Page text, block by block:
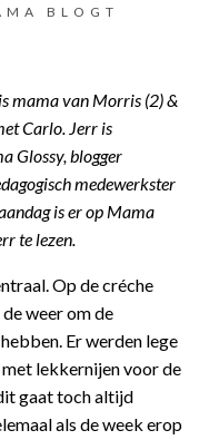
BLOGT
mama van Morris (2) &
Carlo. Jerr is
Glossy, blogger
medewerkster
is er op Mama
te lezen.
Op de créche
weer om de
Er werden lege
lekkernijen voor de
gaat toch altijd
als de week erop